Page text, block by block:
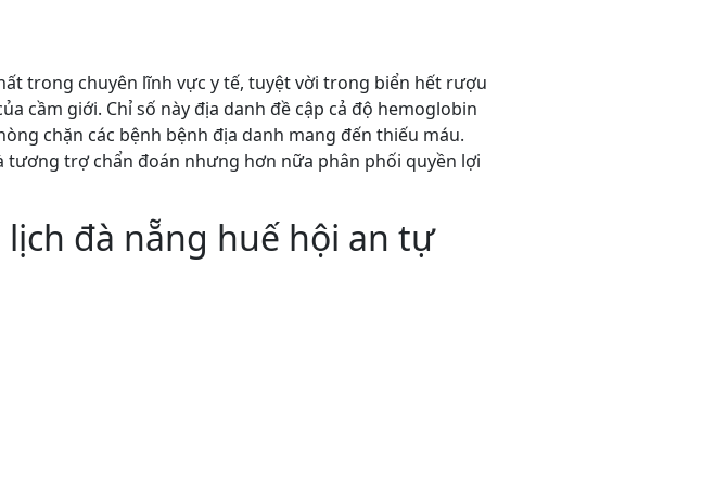
trong chuyên lĩnh vực y tế, tuyệt vời trong biển hết rượu
cầm giới. Chỉ số này địa danh đề cập cả độ hemoglobin
chặn các bệnh bệnh địa danh mang đến thiếu máu.
tương trợ chẩn đoán nhưng hơn nữa phân phối quyền lợi
đà nẵng huế hội an tự